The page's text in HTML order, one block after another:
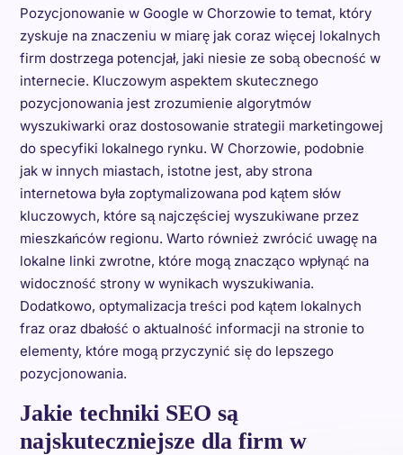
Pozycjonowanie w Google w Chorzowie to temat, który
zyskuje na znaczeniu w miarę jak coraz więcej lokalnych
firm dostrzega potencjał, jaki niesie ze sobą obecność w
internecie. Kluczowym aspektem skutecznego
pozycjonowania jest zrozumienie algorytmów
wyszukiwarki oraz dostosowanie strategii marketingowej
do specyfiki lokalnego rynku. W Chorzowie, podobnie
jak w innych miastach, istotne jest, aby strona
internetowa była zoptymalizowana pod kątem słów
kluczowych, które są najczęściej wyszukiwane przez
mieszkańców regionu. Warto również zwrócić uwagę na
lokalne linki zwrotne, które mogą znacząco wpłynąć na
widoczność strony w wynikach wyszukiwania.
Dodatkowo, optymalizacja treści pod kątem lokalnych
fraz oraz dbałość o aktualność informacji na stronie to
elementy, które mogą przyczynić się do lepszego
pozycjonowania.
Jakie techniki SEO są
najskuteczniejsze dla firm w